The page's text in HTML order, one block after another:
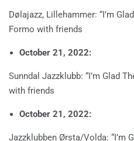
Dølajazz, Lillehammer: “I’m
Formo with friends
October 21, 2022:
Sunndal Jazzklubb: “I’m Glad
with friends
October 21, 2022:
Jazzklubben Ørsta/Volda: “I’m